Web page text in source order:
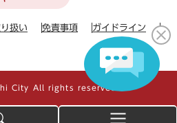
扱い 免責事項
ガイドライン
City All rights reserved.